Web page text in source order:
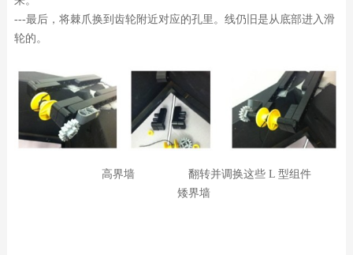
---最后，将棘爪换到齿轮附近对应的孔里。线仍旧是从底部进入滑
轮的。
高界墙 翻转并调换这些 L 型组件
矮界墙